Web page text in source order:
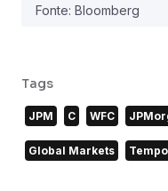
Fonte: Bloomberg
Tags
JPM C WFC
Global Markets